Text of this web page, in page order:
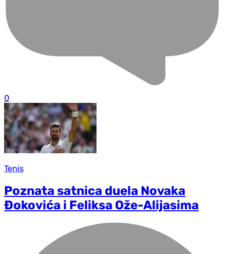
0
Tenis
Poznata satnica duela Novaka
Đokovića i Feliksa Ože-Alijasima